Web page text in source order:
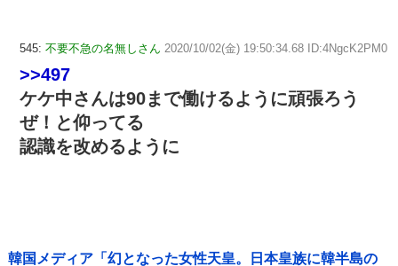
545: 不要不急の名無しさん 2020/10/02(金) 19:50:34.68 ID:4NgcK2PM0
>>497
ケケ中さんは90まで働けるように頑張ろう
ぜ！と仰ってる
認識を改めるように
韓国メディア「幻となった女性天皇。日本皇族に韓半島の